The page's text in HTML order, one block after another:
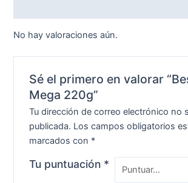
No hay valoraciones aún.
Sé el primero en valorar
Mega 220g”
Tu dirección de correo electrónico no
publicada. Los campos obligatorios
marcados con *
Tu puntuación *